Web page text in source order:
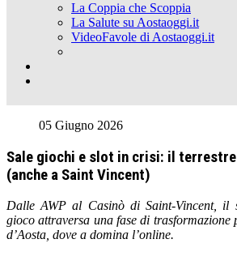
La Coppia che Scoppia
La Salute su Aostaoggi.it
VideoFavole di Aostaoggi.it
05 Giugno 2026
Sale giochi e slot in crisi: il
(anche a Saint Vincent)
Dalle AWP al Casinò di Saint-Vincent, il
gioco attraversa una fase di trasformazione
d’Aosta, dove a domina l’online.